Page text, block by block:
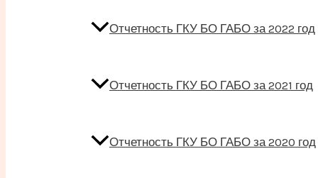
Отчетность ГКУ БО ГАБО за 2022 год
Отчетность ГКУ БО ГАБО за 2021 год
Отчетность ГКУ БО ГАБО за 2020 год